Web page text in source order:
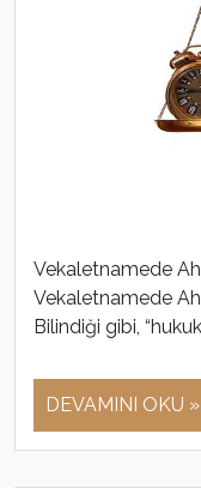
Vekaletnamede
Vekaletnamede
Bilindiği gibi,
DEVAMINI OKU »